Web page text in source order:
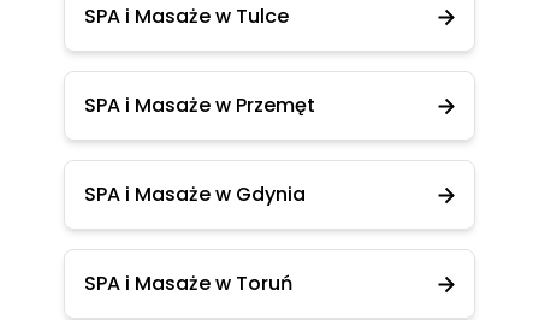
SPA i Masaże w Tulce
SPA i Masaże w Przemęt
SPA i Masaże w Gdynia
SPA i Masaże w Toruń